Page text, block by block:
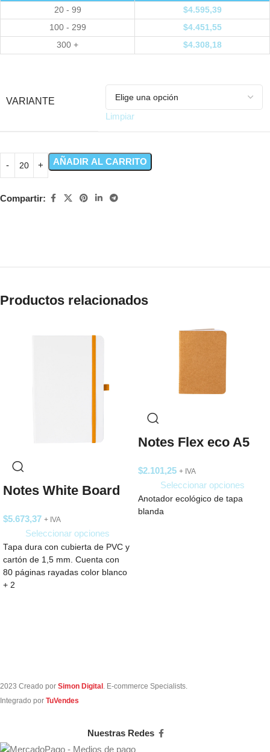
20 - 99
$4.595,39
100 - 299
$4.451,55
300 +
$4.308,18
VARIANTE
Limpiar
AÑADIR AL CARRITO
Compartir:
Productos relacionados
Notes White Board
$5.673,37 + IVA
Seleccionar opciones
Tapa dura con cubierta de PVC y
cartón de 1,5 mm. Cuenta con
80 páginas rayadas color blanco
+ 2
Notes Flex eco A5
$2.101,25 + IVA
Seleccionar opciones
Anotador ecológico de tapa
blanda
2023 Creado por Simon Digital. E-commerce Specialists.
Integrado por TuVendes
Nuestras Redes